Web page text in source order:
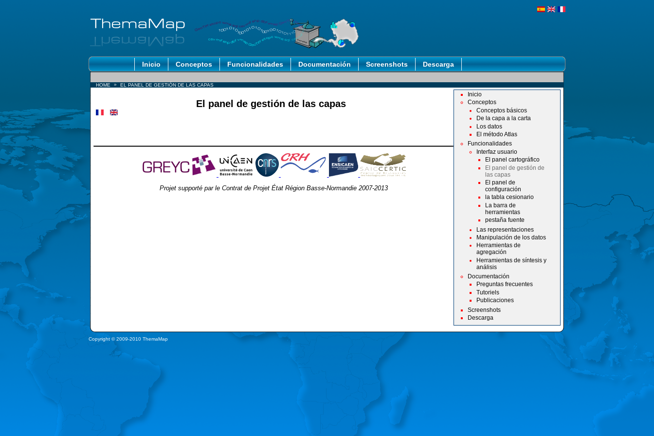
Inicio Conceptos Funcionalidades Documentación Screenshots Descarga
HOME » EL PANEL DE GESTIÓN DE LAS CAPAS
Inicio
Conceptos
Conceptos básicos
De la capa a la carta
Los datos
El método Atlas
Funcionalidades
Interfaz usuario
El panel cartográfico
El panel de gestión de
las capas
El panel de
configuración
la tabla cesionario
La barra de
herramientas
pestaña fuente
Las representaciones
Manipulación de los datos
Herramientas de
agregación
Herramientas de síntesis y
análisis
Documentación
Preguntas frecuentes
Tutoriels
Publicaciones
Screenshots
Descarga
El panel de gestión de las capas
Projet supporté par le Contrat de Projet État Région Basse-Normandie 2007-2013
Copyright © 2009-2010 ThemaMap